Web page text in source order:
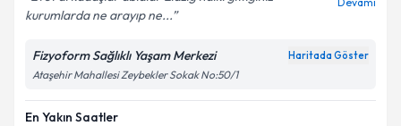
kurumlarda ne arayıp ne...
Fizyoform Sağlıklı Yaşam Merkezi Haritada Göster
Ataşehir Mahallesi Zeybekler Sokak No:50/1
En Yakın Saatler